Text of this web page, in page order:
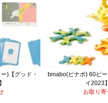
)【グッド・
binabo(ビナボ) 60ピ
イ2023】
お取り寄